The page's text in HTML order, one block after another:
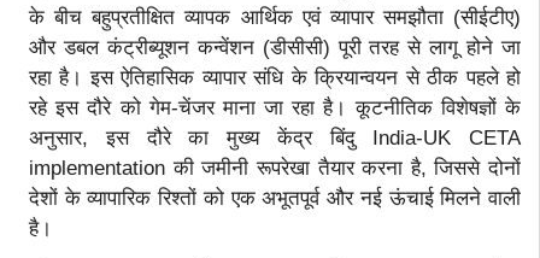
के बीच बहुप्रतीक्षित व्यापक आर्थिक एवं व्यापार समझौता (सीईटीए)
और डबल कंट्रीब्यूशन कन्वेंशन (डीसीसी) पूरी तरह से लागू होने जा
रहा है। इस ऐतिहासिक व्यापार संधि के क्रियान्वयन से ठीक पहले हो
रहे इस दौरे को गेम-चेंजर माना जा रहा है। कूटनीतिक विशेषज्ञों के
अनुसार, इस दौरे का मुख्य केंद्र बिंदु India-UK CETA
implementation की जमीनी रूपरेखा तैयार करना है, जिससे दोनों
देशों के व्यापारिक रिश्तों को एक अभूतपूर्व और नई ऊंचाई मिलने वाली
है।